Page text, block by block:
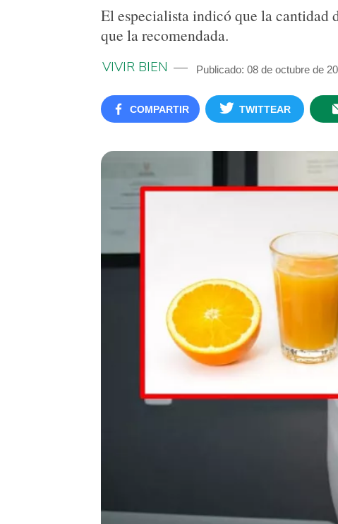
El especialista indicó que la cantidad
que la recomendada.
VIVIR BIEN Publicado: 08 de octubre de
COMPARTIR TWITTEAR